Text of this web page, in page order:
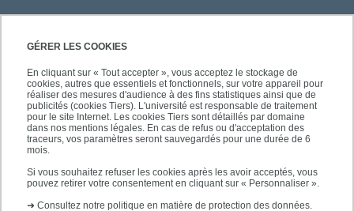
GÉRER LES COOKIES
En cliquant sur « Tout accepter », vous acceptez le stockage de
cookies, autres que essentiels et fonctionnels, sur votre appareil pour
réaliser des mesures d'audience à des fins statistiques ainsi que de
publicités (cookies Tiers). L'université est responsable de traitement
pour le site Internet. Les cookies Tiers sont détaillés par domaine
dans nos mentions légales. En cas de refus ou d'acceptation des
traceurs, vos paramètres seront sauvegardés pour une durée de 6
mois.
Si vous souhaitez refuser les cookies après les avoir acceptés, vous
pouvez retirer votre consentement en cliquant sur « Personnaliser ».
➜ Consultez notre politique en matière de protection des données.